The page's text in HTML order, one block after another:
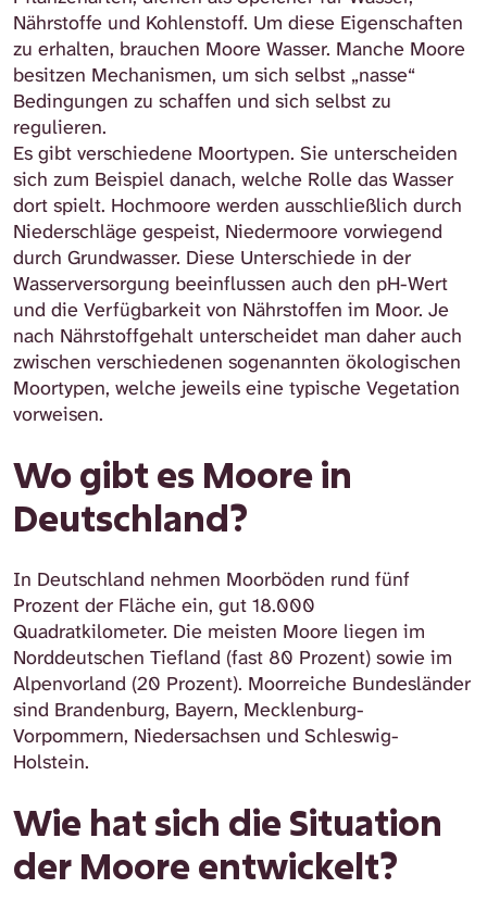
Nährstoffe und Kohlenstoff. Um diese Eigenschaften
zu erhalten, brauchen Moore Wasser. Manche Moore
besitzen Mechanismen, um sich selbst „nasse“
Bedingungen zu schaffen und sich selbst zu
regulieren.
Es gibt verschiedene Moortypen. Sie unterscheiden
sich zum Beispiel danach, welche Rolle das Wasser
dort spielt. Hochmoore werden ausschließlich durch
Niederschläge gespeist, Niedermoore vorwiegend
durch Grundwasser. Diese Unterschiede in der
Wasserversorgung beeinflussen auch den pH-Wert
und die Verfügbarkeit von Nährstoffen im Moor. Je
nach Nährstoffgehalt unterscheidet man daher auch
zwischen verschiedenen sogenannten ökologischen
Moortypen, welche jeweils eine typische Vegetation
vorweisen.
Wo gibt es Moore in
Deutschland?
In Deutschland nehmen Moorböden rund fünf
Prozent der Fläche ein, gut 18.000
Quadratkilometer. Die meisten Moore liegen im
Norddeutschen Tiefland (fast 80 Prozent) sowie im
Alpenvorland (20 Prozent). Moorreiche Bundesländer
sind Brandenburg, Bayern, Mecklenburg-
Vorpommern, Niedersachsen und Schleswig-
Holstein.
Wie hat sich die Situation
der Moore entwickelt?